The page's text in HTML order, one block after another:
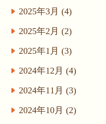
2025年3月 (4)
2025年2月 (2)
2025年1月 (3)
2024年12月 (4)
2024年11月 (3)
2024年10月 (2)